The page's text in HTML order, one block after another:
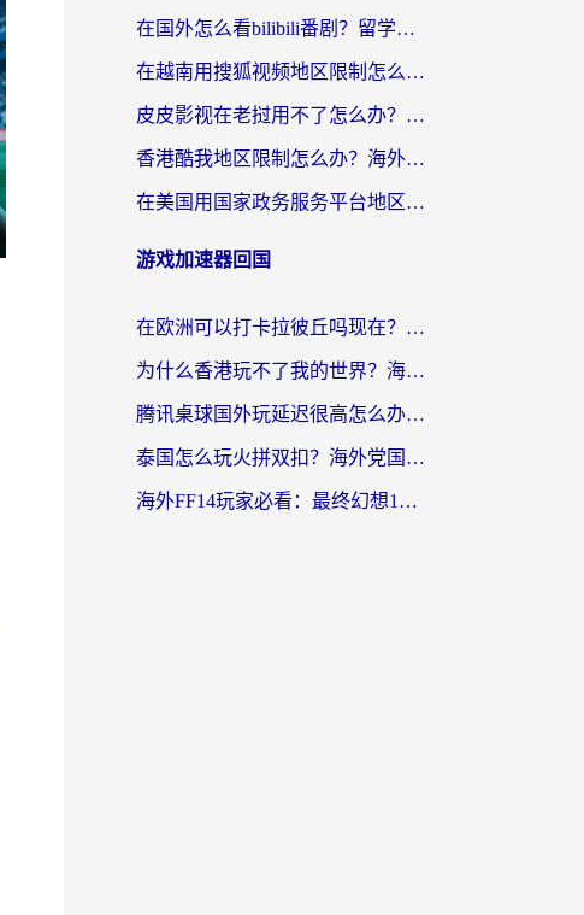
在国外怎么看bilibili番剧？留学生亲测有效的地域限制突破指南（附酷我酷狗音乐解决方法）
在越南用搜狐视频地区限制怎么办？3招解决海外看国内剧难题（附西瓜视频CCTV观看技巧）
皮皮影视在老挝用不了怎么办？3步解决海外看国内影视&财经的痛点
香港酷我地区限制怎么办？海外党亲测有效的回国加速方案来了
在美国用国家政务服务平台地区限制怎么办？海外华人必备的突破攻略（附追剧看片技巧）
游戏加速器回国
在欧洲可以打卡拉彼丘吗现在？海外党国服游戏加速器终极避坑指南
为什么香港玩不了我的世界？海外党国服游戏加速终极解决方案
腾讯桌球国外玩延迟很高怎么办？海外党亲测有效的国服游戏加速指南
泰国怎么玩火拼双扣？海外党国服游戏加速终极指南（附暗区突围植物大战僵尸实测）
海外FF14玩家必看：最终幻想14国外加速器下载安装全攻略+卡顿解决秘籍